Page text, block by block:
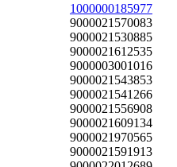
1000000185977
9000021570083
9000021530885
9000021612535
9000003001016
9000021543853
9000021541266
9000021556908
9000021609134
9000021970565
9000021591913